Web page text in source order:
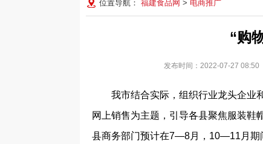
位置导航： 福建食品网 > 电商推广
“购
发布时间：2022-07-27
我市结合实际，组织行业龙头企业
网上销售为主题，引导各县聚焦服装鞋
县商务部门预计在7—8月，10—11月期